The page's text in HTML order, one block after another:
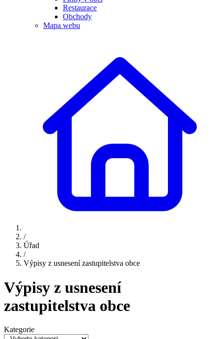
Restaurace
Obchody
Mapa webu
/
Úřad
/
Výpisy z usnesení zastupitelstva obce
Výpisy z usnesení
zastupitelstva obce
Kategorie